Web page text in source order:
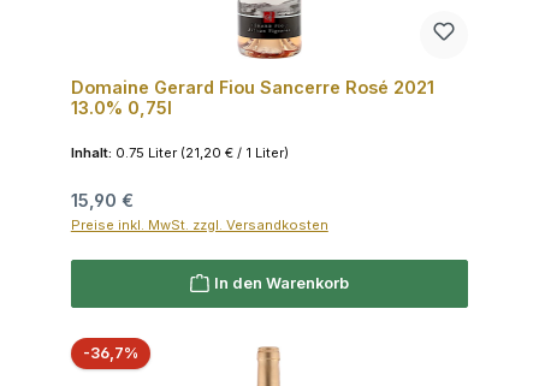
Domaine Gerard Fiou Sancerre Rosé 2021
13.0% 0,75l
Inhalt: 0.75 Liter (21,20 € / 1 Liter)
Regulärer Preis:
15,90 €
Preise inkl. MwSt. zzgl. Versandkosten
In den Warenkorb
-36,7%Rabatt